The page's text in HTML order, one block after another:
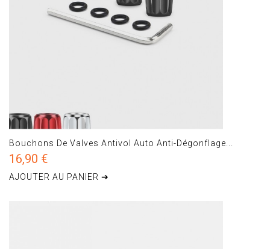
Bouchons De Valves Antivol Auto Anti-Dégonflage...
16,90 €
AJOUTER AU PANIER ➔